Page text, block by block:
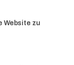
Website zu